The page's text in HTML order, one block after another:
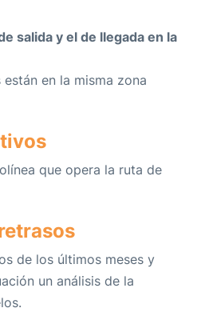
salida y el de llegada en la
en la misma zona
que opera la ruta de
de los últimos meses y
un análisis de la